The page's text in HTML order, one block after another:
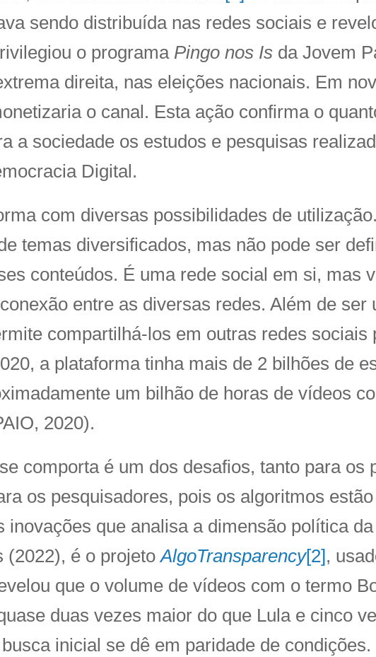
sendo distribuída nas redes sociais e
o programa Pingo nos Is da Jovem
direita, nas eleições nacionais. Em
o canal. Esta ação confirma o
a sociedade os estudos e pesquisas
Digital.
com diversas possibilidades de
temas diversificados, mas não pode ser
conteúdos. É uma rede social em si, mas
entre as diversas redes. Além de ser
compartilhá-los em outras redes sociais
a plataforma tinha mais de 2 bilhões de
um bilhão de horas de vídeos
2020).
comporta é um dos desafios, tanto para os
os pesquisadores, pois os algoritmos
inovações que analisa a dimensão política
(2022), é o projetoAlgoTransparency[2],
que o volume de vídeos com o termo
duas vezes maior do que Lula e cinco
inicial se dê em paridade de condições.